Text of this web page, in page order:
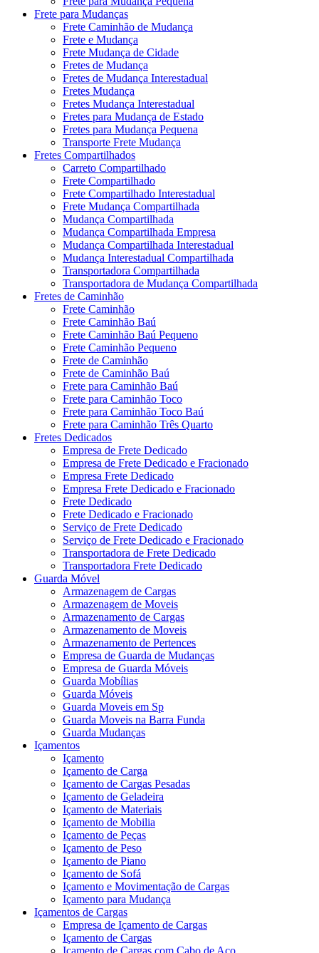
Frete para Mudanças
Frete Caminhão de Mudança
Frete e Mudança
Frete Mudança de Cidade
Fretes de Mudança
Fretes de Mudança Interestadual
Fretes Mudança
Fretes Mudança Interestadual
Fretes para Mudança de Estado
Fretes para Mudança Pequena
Transporte Frete Mudança
Fretes Compartilhados
Carreto Compartilhado
Frete Compartilhado
Frete Compartilhado Interestadual
Frete Mudança Compartilhada
Mudança Compartilhada
Mudança Compartilhada Empresa
Mudança Compartilhada Interestadual
Mudança Interestadual Compartilhada
Transportadora Compartilhada
Transportadora de Mudança Compartilhada
Fretes de Caminhão
Frete Caminhão
Frete Caminhão Baú
Frete Caminhão Baú Pequeno
Frete Caminhão Pequeno
Frete de Caminhão
Frete de Caminhão Baú
Frete para Caminhão Baú
Frete para Caminhão Toco
Frete para Caminhão Toco Baú
Frete para Caminhão Três Quarto
Fretes Dedicados
Empresa de Frete Dedicado
Empresa de Frete Dedicado e Fracionado
Empresa Frete Dedicado
Empresa Frete Dedicado e Fracionado
Frete Dedicado
Frete Dedicado e Fracionado
Serviço de Frete Dedicado
Serviço de Frete Dedicado e Fracionado
Transportadora de Frete Dedicado
Transportadora Frete Dedicado
Guarda Móvel
Armazenagem de Cargas
Armazenagem de Moveis
Armazenamento de Cargas
Armazenamento de Moveis
Armazenamento de Pertences
Empresa de Guarda de Mudanças
Empresa de Guarda Móveis
Guarda Mobílias
Guarda Móveis
Guarda Moveis em Sp
Guarda Moveis na Barra Funda
Guarda Mudanças
Içamentos
Içamento
Içamento de Carga
Içamento de Cargas Pesadas
Içamento de Geladeira
Içamento de Materiais
Içamento de Mobilia
Içamento de Peças
Içamento de Peso
Içamento de Piano
Içamento de Sofá
Içamento e Movimentação de Cargas
Içamento para Mudança
Içamentos de Cargas
Empresa de Içamento de Cargas
Içamento de Cargas
Içamento de Cargas com Cabo de Aço